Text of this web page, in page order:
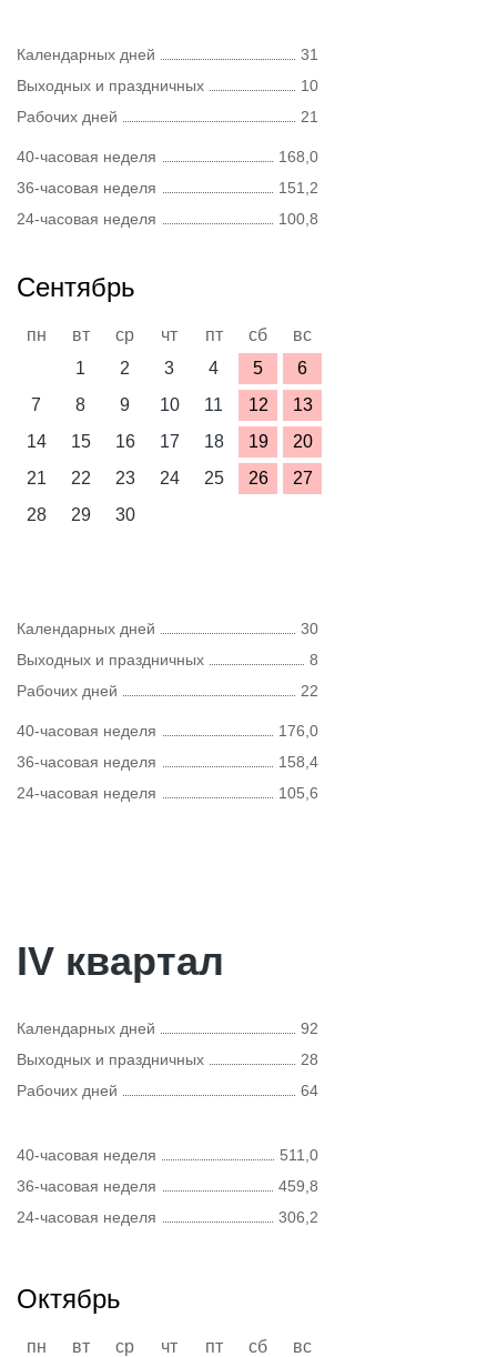
Календарных дней
31
Выходных и праздничных
10
Рабочих дней
21
40-часовая неделя
168,0
36-часовая неделя
151,2
24-часовая неделя
100,8
Сентябрь
пн вт ср чт пт сб
вс
1
2 3 4 5
6
7
8 9 10 11 12
13
14
15 16 17 18 19
20
21
22 23 24 25 26
27
28
29 30
Календарных дней
30
Выходных и праздничных
8
Рабочих дней
22
40-часовая неделя
176,0
36-часовая неделя
158,4
24-часовая неделя
105,6
IV квартал
Календарных дней
92
Выходных и праздничных
28
Рабочих дней
64
40-часовая неделя
511,0
36-часовая неделя
459,8
24-часовая неделя
306,2
Октябрь
пн вт ср чт пт сб
вс